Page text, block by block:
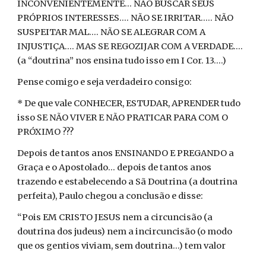
INCONVENIENTEMENTE... NÃO BUSCAR SEUS
PRÓPRIOS INTERESSES.... NÃO SE IRRITAR..... NÃO
SUSPEITAR MAL.... NÃO SE ALEGRAR COM A
INJUSTIÇA.... MAS SE REGOZIJAR COM A VERDADE....
(a “doutrina” nos ensina tudo isso em I Cor. 13....)
Pense comigo e seja verdadeiro consigo:
* De que vale CONHECER, ESTUDAR, APRENDER tudo
isso SE NÃO VIVER E NÃO PRATICAR PARA COM O
PRÓXIMO ???
Depois de tantos anos ENSINANDO E PREGANDO a
Graça e o Apostolado... depois de tantos anos
trazendo e estabelecendo a Sã Doutrina (a doutrina
perfeita), Paulo chegou a conclusão e disse:
“Pois EM CRISTO JESUS nem a circuncisão (a
doutrina dos judeus) nem a incircuncisão (o modo
que os gentios viviam, sem doutrina...) tem valor